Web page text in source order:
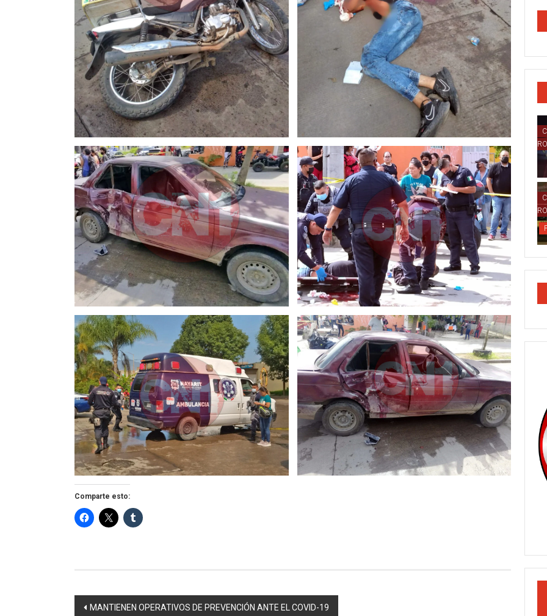
Comparte esto:
Navegación
MANTIENEN OPERATIVOS DE PREVENCIÓN ANTE EL COVID-19